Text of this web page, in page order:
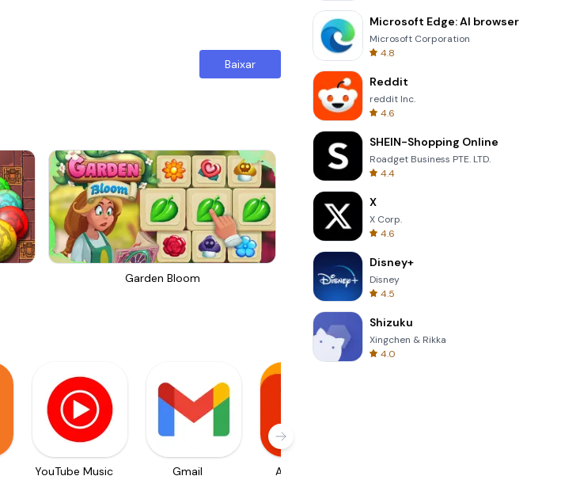
Baixar
Garden Bloom Skip Card
YouTube Music Gmail AliExpress
Microsoft Edge: AI browser
Microsoft Corporation
4.8
Reddit
reddit Inc.
4.6
SHEIN-Shopping Online
Roadget Business PTE. LTD.
4.4
X
X Corp.
4.6
Disney+
Disney
4.5
Shizuku
Xingchen & Rikka
4.0